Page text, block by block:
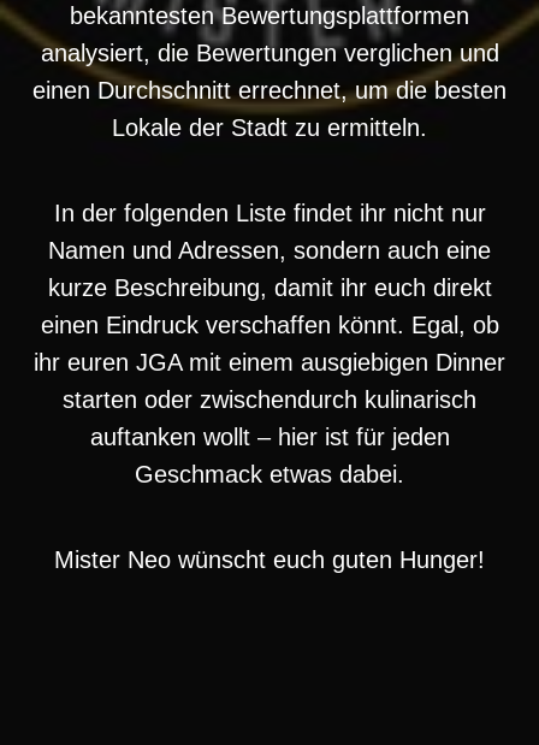
bekanntesten Bewertungsplattformen
analysiert, die Bewertungen verglichen und
einen Durchschnitt errechnet, um die besten
Lokale der Stadt zu ermitteln.
In der folgenden Liste findet ihr nicht nur
Namen und Adressen, sondern auch eine
kurze Beschreibung, damit ihr euch direkt
einen Eindruck verschaffen könnt. Egal, ob
ihr euren JGA mit einem ausgiebigen Dinner
starten oder zwischendurch kulinarisch
auftanken wollt – hier ist für jeden
Geschmack etwas dabei.
Mister Neo wünscht euch guten Hunger!